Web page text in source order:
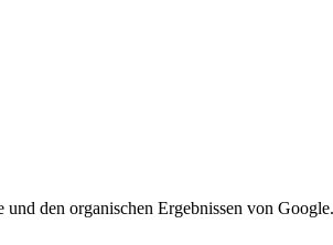
den organischen Ergebnissen von